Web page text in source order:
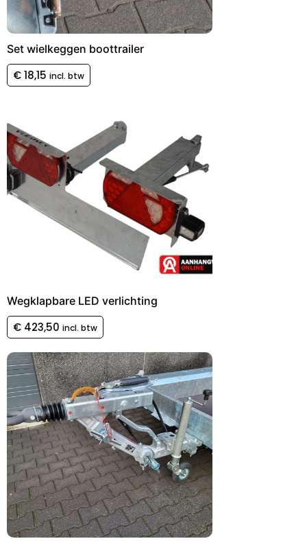
Set wielkeggen boottrailer
€18,15 incl. btw
Wegklapbare LED verlichting
€ 423,50 incl. btw